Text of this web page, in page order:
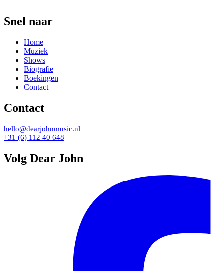
Snel naar
Home
Muziek
Shows
Biografie
Boekingen
Contact
Contact
hello@dearjohnmusic.nl
+31 (6) 112 40 648
Volg Dear John